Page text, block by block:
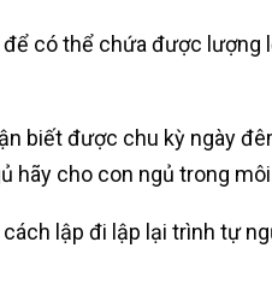
có thể chứa được
biết được chu kỳ ngày
hãy cho con ngủ trong
lập đi lập lại trình tự